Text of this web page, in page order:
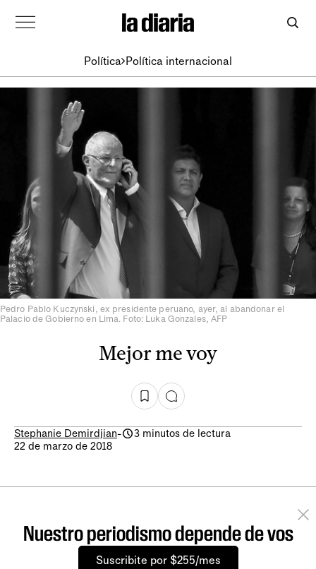
Política Política internacional
Pedro Pablo Kuczynski, ex presidente peruano, ayer, al abandonar el
Palacio de Gobierno en Lima. Foto: Luka Gonzales, AFP
Mejor me voy
Stephanie Demirdjian-
3 minutos de lectura
22 de marzo de 2018
Nuestro periodismo depende de vos
Suscribite por $255/mes